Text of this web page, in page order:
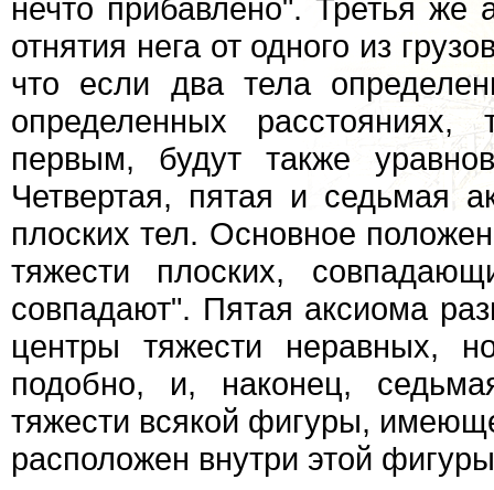
нечто прибавлено". Третья же
отнятия нега от одного из
что если два тела
определенных
первым, будут также
Четвертая, пятая и седьмая
плоских тел. Основное
тяжести плоских,
совпадают". Пятая аксиома
центры тяжести неравных,
подобно, и, наконец,
тяжести всякой фигуры,
расположен внутри этой